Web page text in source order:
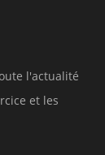
l'actualité
et les